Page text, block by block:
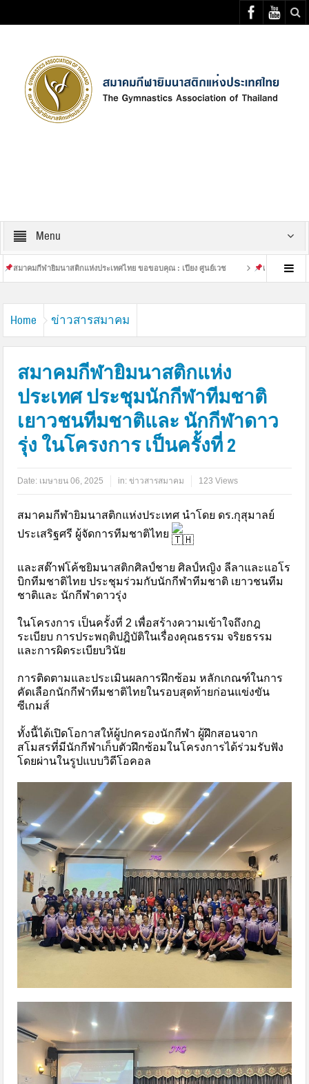
Menu
ยิมนาสติกแห่งประเทศไทย ขอขอบคุณ : เปียง ศูนย์เวช เสร็จสิ้นการฝึกซ้อมที่หนัก
Home ข่าวสารสมาคม
สมาคมกีฬายิมนาสติกแห่ง
ประเทศ ประชุมนักกีฬาทีมชาติ
เยาวชนทีมชาติและ นักกีฬาดาว
รุ่ง ในโครงการ เป็นครั้งที่ 2
Date: เมษายน 06, 2025 in:ข่าวสารสมาคม 123 Views
สมาคมกีฬายิมนาสติกแห่งประเทศ นำโดย ดร.กุสุมาลย์
ประเสริฐศรี ผู้จัดการทีมชาติไทย
และสต๊าฟโค้ชยิมนาสติกศิลป์ชาย ศิลป์หญิง ลีลาและแอโร
บิกทีมชาติไทย ประชุมร่วมกับนักกีฬาทีมชาติ เยาวชนทีม
ชาติและ นักกีฬาดาวรุ่ง
ในโครงการ เป็นครั้งที่ 2 เพื่อสร้างความเข้าใจถึงกฎ
ระเบียบ การประพฤติปฎิบัติในเรื่องคุณธรรม จริยธรรม
และการผิดระเบียบวินัย
การติดตามและประเมินผลการฝึกซ้อม หลักเกณฑ์ในการ
คัดเลือกนักกีฬาทีมชาติไทยในรอบสุดท้ายก่อนแข่งขัน
ซีเกมส์
ทั้งนี้ได้เปิดโอกาสให้ผู้ปกครองนักกีฬา ผู้ฝึกสอนจาก
สโมสรที่มีนักกีฬาเก็บตัวฝึกซ้อมในโครงการได้ร่วมรับฟัง
โดยผ่านในรูปแบบวิดีโอคอล